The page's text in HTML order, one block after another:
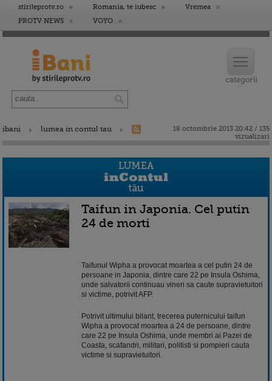
stirileprotv.ro Romania, te iubesc
Vremea
PROTV NEWS
VOYO
ibani lumea in contul tau
18 octombrie 2013 20:42 / 135
vizualizari
Taifun in Japonia. Cel putin
24 de morti
Taifunul Wipha a provocat moartea a cel putin 24 de
persoane in Japonia, dintre care 22 pe Insula Oshima,
unde salvatorii continuau vineri sa caute supravietuitori
si victime, potrivit AFP.
Potrivit ultimului bilant, trecerea puternicului taifun
Wipha a provocat moartea a 24 de persoane, dintre
care 22 pe Insula Oshima, unde membri ai Pazei de
Coasta, scafandri, militari, politisti si pompieri cauta
victime si supravietuitori.